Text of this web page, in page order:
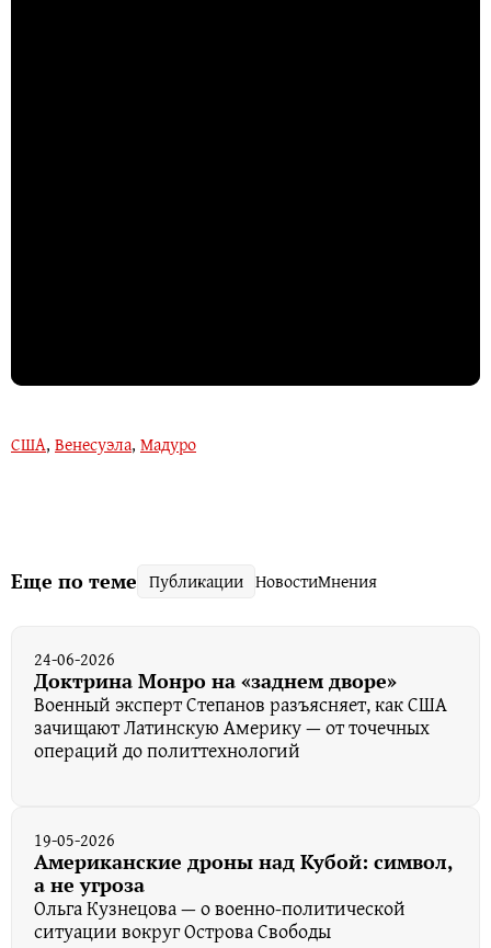
США, Венесуэла, Мадуро
Еще по теме Публикации НовостиМнения
24-06-2026
Доктрина Монро на «заднем дворе»
Военный эксперт Степанов разъясняет, как США
зачищают Латинскую Америку — от точечных
операций до политтехнологий
19-05-2026
Американские дроны над Кубой: символ,
а не угроза
Ольга Кузнецова — о военно-политической
ситуации вокруг Острова Свободы